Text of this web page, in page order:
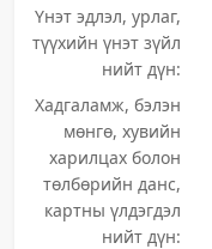
Үнэт эдлэл, урлаг,
түүхийн үнэт зүйл
нийт дүн:
Хадгаламж, бэлэн
мөнгө, хувийн
харилцах болон
төлбөрийн данс,
картны үлдэгдэл
нийт дүн: